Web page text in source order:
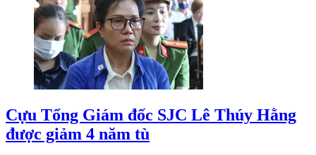
Cựu Tổng Giám đốc SJC Lê Thúy Hằng
được giảm 4 năm tù